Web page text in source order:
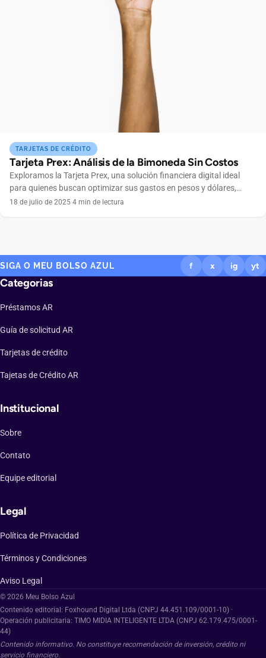
TARJETAS DE CRÉDITO
Tarjeta Prex: Análisis de la Bimoneda Sin Costos
Exploramos la Tarjeta Prex, una solución financiera digital ideal
para quienes buscan optimizar sus gastos en pesos y dólares,
especialmente jóvenes y viajeros. Conoce cómo esta tarjeta
18 de julio de 2025·4 min de lectura
SIGA O MEU BOLSO AZUL f x ig yt
Categorias
Préstamos AR
Guía de solicitud AR
Tarjetas de crédito
Tajetas de Crédito AR
Institucional
Sobre
Contato
Equipe editorial
Legal
Política de Privacidad
Términos y Condiciones
Aviso Legal
© 2026 Meu Bolso Azul
Contenido editorial: Foxhound Digital Ltda (CNPJ 44.451.109/0001-10) ·
Operación publicitaria: TIMO MIDIA INTELIGENTE LTDA (CNPJ 62.179.475/0001-
44)
Contenido informativo. No constituye recomendación de inversión, crédito ni
servicio financiero.